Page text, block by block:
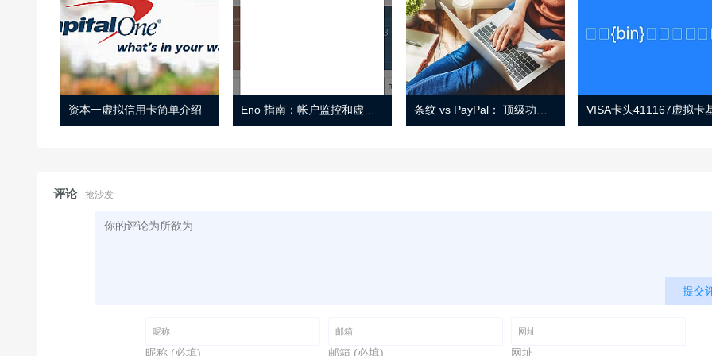
资本一虚拟信用卡简单介绍
评论 抢沙发
提交
昵称 (必填) 邮箱 (必填) 网址